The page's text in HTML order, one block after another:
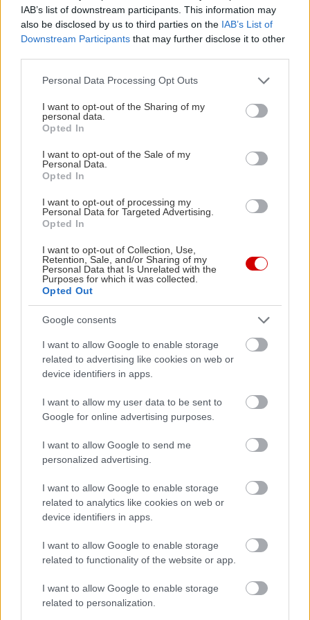
IAB’s list of downstream participants. This information may
also be disclosed by us to third parties on the IAB’s List of
Downstream Participants that may further disclose it to other
Please note that this website/app uses one or more Google
not limited to your visit or usage behaviour. You may click to
grant or deny consent to Google and its third-party tags to
use your data for below specified purposes in below Google
consent section.
Personal Data Processing Opt Outs
I want to opt-out of the Sharing of my
personal data.
Opted In
I want to opt-out of the Sale of my
Personal Data.
Opted In
I want to opt-out of processing my
Personal Data for Targeted Advertising.
Opted In
I want to opt-out of Collection, Use,
Retention, Sale, and/or Sharing of my
Personal Data that Is Unrelated with the
Purposes for which it was collected.
Opted Out
Google consents
I want to allow Google to enable storage
related to advertising like cookies on web or
device identifiers in apps.
I want to allow my user data to be sent to
Google for online advertising purposes.
I want to allow Google to send me
personalized advertising.
I want to allow Google to enable storage
related to analytics like cookies on web or
device identifiers in apps.
I want to allow Google to enable storage
related to functionality of the website or app.
I want to allow Google to enable storage
related to personalization.
κατά το επιστημονικότερο).
Ενταγμένο στο δίκτυο
των «δέντρων» –όπως
τα αποκαλούν απλά οι
ξεπερνά τα 740
σαφώς ένα από τα
Πάρνωνα. Ευκολότερη
είναι η πρόσβαση εδώ από την Μονή της
Μαλεβής, κοντά στο κεφαλοχώρι του Αγίου
Πέτρου.
Σε απόσταση λίγων χιλιομέτρων από τη Σίταινα,
ένα ακόμη χωριό-κουκλόσπιτο, με υπέροχους
μικρούς καταρράκτες να αναβλύζουν στην πλατεία
του και καμινάδες να αχνίζουν πάνω από τις
κόκκινες κεραμιδοσκεπές του είναι ο Πλάτανος.
««Σαν του Πλατάνου το νερό δεν βρίσκεις σε άλλα
μέρη, με μια γουλιά δεν θες γιατρό, με δύο
στο κέντρο του χωριού –κι αν δεν ερωτευτείτε,
όπως προειδοποιούν χαμογελώντας οι ντόπιοι, το
σίγουρα θα το... πάθετε με την κουζίνα της Άννας,
(λεπτομέρειες παρακάτω).